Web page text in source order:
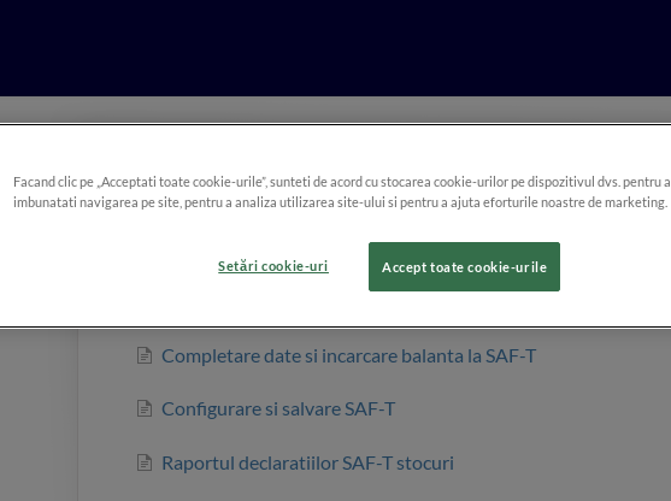
SAF-T stocuri
Despre modul in care se genereaza declaratia SAF-T stocuri
Completare date si incarcare balanta la SAF-T
Configurare si salvare SAF-T
Raportul declaratiilor SAF-T stocuri
Toggle
Search
Facand clic pe „Acceptati toate cookie-urile”, sunteti de acord cu stocarea cookie-urilor pe dispozitivul dvs. pentru a
imbunatati navigarea pe site, pentru a analiza utilizarea site-ului si pentru a ajuta eforturile noastre de marketing.
Accept toate cookie-urile
Setări cookie-uri